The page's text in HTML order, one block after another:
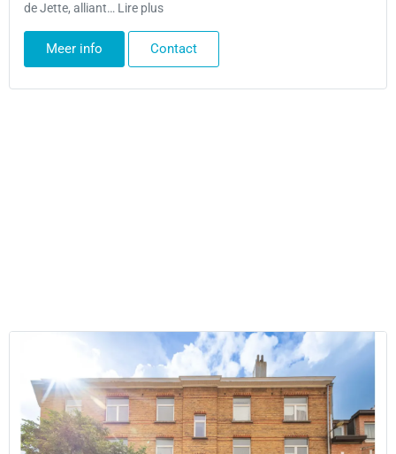
de Jette, alliant… Lire plus
Meer info Contact